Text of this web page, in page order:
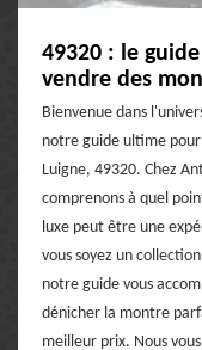
49320 : le
vendre des
Bienvenue dans
notre guide ultime
Luigne, 49320. Chez
comprenons à quel
luxe peut être une
vous soyez un
notre guide vous
dénicher la montre
meilleur prix. Nous